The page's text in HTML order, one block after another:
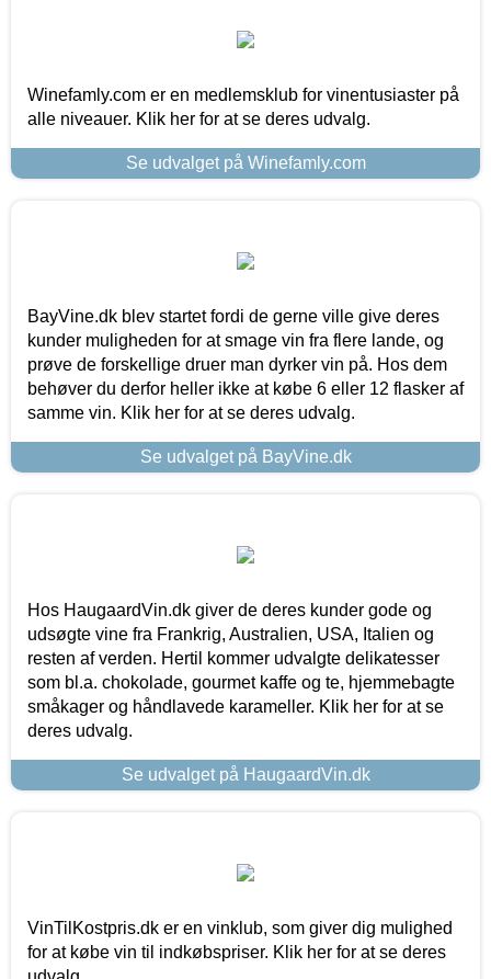
Winefamly.com er en medlemsklub for vinentusiaster på
alle niveauer. Klik her for at se deres udvalg.
Se udvalget på Winefamly.com
BayVine.dk blev startet fordi de gerne ville give deres
kunder muligheden for at smage vin fra flere lande, og
prøve de forskellige druer man dyrker vin på. Hos dem
behøver du derfor heller ikke at købe 6 eller 12 flasker af
samme vin. Klik her for at se deres udvalg.
Se udvalget på BayVine.dk
Hos HaugaardVin.dk giver de deres kunder gode og
udsøgte vine fra Frankrig, Australien, USA, Italien og
resten af verden. Hertil kommer udvalgte delikatesser
som bl.a. chokolade, gourmet kaffe og te, hjemmebagte
småkager og håndlavede karameller. Klik her for at se
deres udvalg.
Se udvalget på HaugaardVin.dk
VinTilKostpris.dk er en vinklub, som giver dig mulighed
for at købe vin til indkøbspriser. Klik her for at se deres